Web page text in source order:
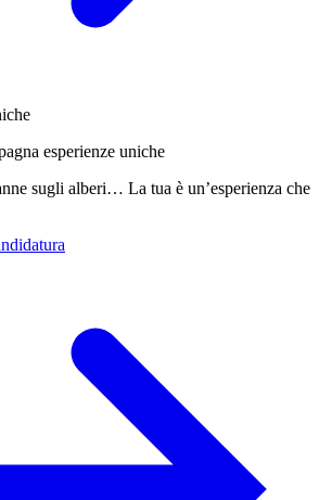
esperienze uniche
sugli alberi… La tua è un’esperienza che